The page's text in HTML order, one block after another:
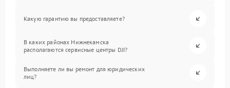
Какую гарантию вы предоставляете?
В каких районах Нижнекамска
располагаются сервисные центры DJI?
Выполняете ли вы ремонт для юридических
лиц?